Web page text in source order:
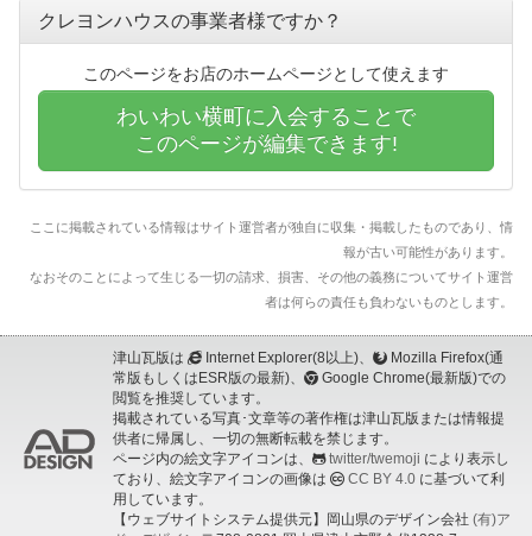
クレヨンハウスの事業者様ですか？
このページをお店のホームページとして使えます
わいわい横町に入会することで
このページが編集できます!
ここに掲載されている情報はサイト運営者が独自に収集・掲載したものであり、情
報が古い可能性があります。
なおそのことによって生じる一切の請求、損害、その他の義務についてサイト運営
者は何らの責任も負わないものとします。
津山瓦版は Internet Explorer(8以上)、
Mozilla Firefox(通
常版もしくはESR版の最新)、
Google Chrome(最新版)での
閲覧を推奨しています。
掲載されている写真･文章等の著作権は津山瓦版または情報提
供者に帰属し、一切の無断転載を禁じます。
ページ内の絵文字アイコンは、
twitter/twemoji により表示し
ており、絵文字アイコンの画像は
CC BY 4.0 に基づいて利
用しています。
【ウェブサイトシステム提供元】岡山県のデザイン会社 (有)ア